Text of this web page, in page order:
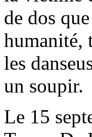
de dos
humanité,
les
un soupir.
Le 15